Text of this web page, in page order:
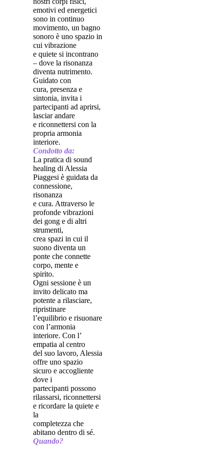
emotivi ed energetici
sono in continuo
movimento, un bagno
sonoro è uno spazio in
cui vibrazione
e quiete si incontrano
– dove la risonanza
diventa nutrimento.
Guidato con
cura, presenza e
sintonia, invita i
partecipanti ad aprirsi,
lasciar andare
e riconnettersi con la
propria armonia
interiore.
Condotto da:
La pratica di sound
healing di Alessia
Piaggesi è guidata da
connessione,
risonanza
e cura. Attraverso le
profonde vibrazioni
dei gong e di altri
strumenti,
crea spazi in cui il
suono diventa un
ponte che connette
corpo, mente e
spirito.
Ogni sessione è un
invito delicato ma
potente a rilasciare,
ripristinare
l’equilibrio e risuonare
con l’armonia
interiore. Con l’
empatia al centro
del suo lavoro, Alessia
offre uno spazio
sicuro e accogliente
dove i
partecipanti possono
rilassarsi, riconnettersi
e ricordare la quiete e
la
completezza che
abitano dentro di sé.
Quando?